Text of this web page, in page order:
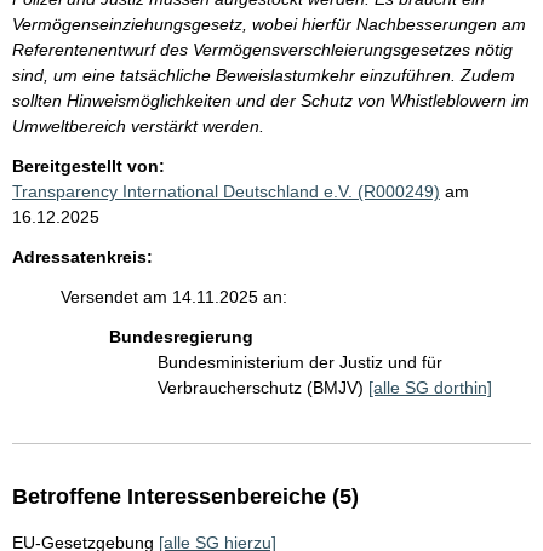
Vermögenseinziehungsgesetz, wobei hierfür Nachbesserungen am
Referentenentwurf des Vermögensverschleierungsgesetzes nötig
sind, um eine tatsächliche Beweislastumkehr einzuführen. Zudem
sollten Hinweismöglichkeiten und der Schutz von Whistleblowern im
Umweltbereich verstärkt werden.
Bereitgestellt von:
Transparency International Deutschland e.V. (R000249) am
16.12.2025
Adressatenkreis:
Versendet am 14.11.2025 an:
Bundesregierung
Bundesministerium der Justiz und für
Verbraucherschutz (BMJV) [alle SG dorthin]
Betroffene Interessenbereiche (5)
EU-Gesetzgebung [alle SG hierzu]